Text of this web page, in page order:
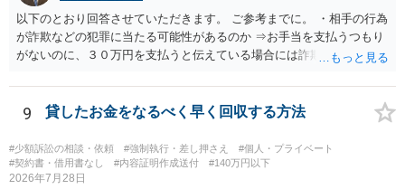
以下のとおり回答させていただきます。 ご参考までに。 ・相手の行為
が詐欺などの犯罪に当たる可能性があるのか ⇒お手当を支払うつもり
がないのに、３０万円を支払うと伝えている場合には詐欺罪に該当す
段が取れるのか ⇒契約に基づく履行請求として３０万円を請求するこ
とが考えられますが、 パパ活の契約は、売春防止法に抵触する契約
条）となるため、相手方に請求できない可能性が高いです。 ・相手の
氏名や住所が分からない状態でも対応可能なのか ⇒訴訟等の裁判上の
手続を利用する場合には、原則として相手方の住所・氏名を把握して
9 貸したお金をなるべく早く回収する方法
#少額訴訟の相談・依頼 #強制執行・差し押さえ
#個人・プライベート
#契約書・借用書なし
#内容証明作成送付 #140万円以下
2026年7月28日